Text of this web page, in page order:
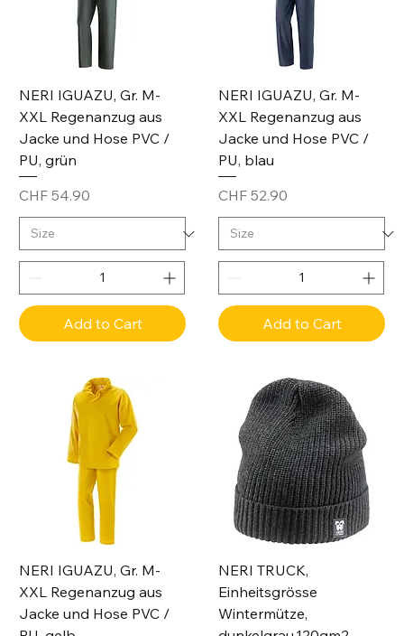
NERI IGUAZU, Gr. M-
XXL Regenanzug aus
Jacke und Hose PVC /
PU, grün
Price
CHF 54.90
Add to Cart
NERI IGUAZU, Gr. M-
XXL Regenanzug aus
Jacke und Hose PVC /
PU, blau
Price
CHF 52.90
Add to Cart
NERI IGUAZU, Gr. M-
XXL Regenanzug aus
Jacke und Hose PVC /
NERI TRUCK,
Einheitsgrösse
Wintermütze,